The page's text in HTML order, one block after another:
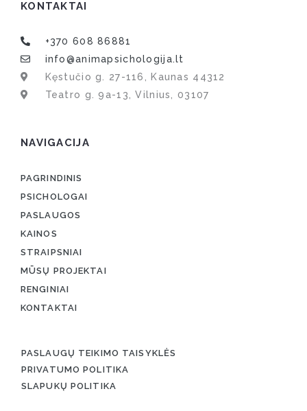
KONTAKTAI
+370 608 86881
info@animapsichologija.lt
Kęstučio g. 27-116, Kaunas 44312
Teatro g. 9a-13, Vilnius, 03107
NAVIGACIJA
PAGRINDINIS
PSICHOLOGAI
PASLAUGOS
KAINOS
STRAIPSNIAI
MŪSŲ PROJEKTAI
RENGINIAI
KONTAKTAI
PASLAUGŲ TEIKIMO TAISYKLĖS
PRIVATUMO POLITIKA
SLAPUKŲ POLITIKA